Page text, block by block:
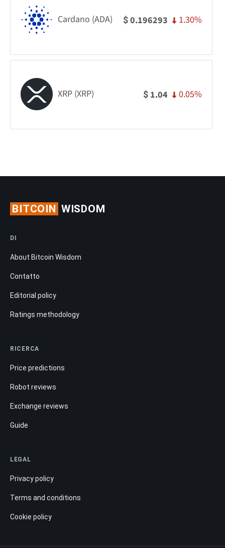
Cardano (ADA) $0.196293 1.30%
XRP (XRP) $ 1.04 0.05%
BITCOIN WISDOM
DI
About Bitcoin Wisdom
Contatto
Editorial policy
Ratings methodology
RICERCA
Price predictions
Robot reviews
Exchange reviews
Guide
LEGAL
Privacy policy
Terms and conditions
Cookie policy